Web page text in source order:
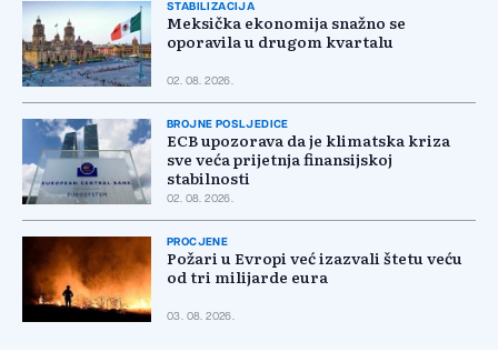
STABILIZACIJA
Meksička ekonomija snažno se
oporavila u drugom kvartalu
02. 08. 2026.
BROJNE POSLJEDICE
ECB upozorava da je klimatska kriza
sve veća prijetnja finansijskoj
stabilnosti
02. 08. 2026.
PROCJENE
Požari u Evropi već izazvali štetu veću
od tri milijarde eura
03. 08. 2026.